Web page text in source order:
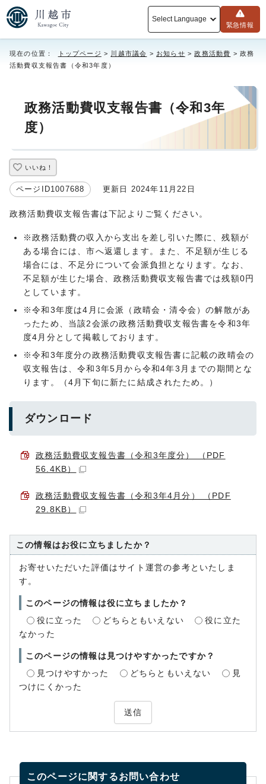
Select Language
緊急情報
現在の位置： トップページ > 川越市議会 > お知らせ >政務活動費 > 政務
活動費収支報告書（令和3年度）
政務活動費収支報告書（令和3年
度）
いいね！
ページID1007688 更新日 2024年11月22日
政務活動費収支報告書は下記よりご覧ください。
※政務活動費の収入から支出を差し引いた際に、残額が
ある場合には、市へ返還します。また、不足額が生じる
場合には、不足分について会派負担となります。なお、
不足額が生じた場合、政務活動費収支報告書では残額0円
としています。
※令和3年度は4月に会派（政晴会・清令会）の解散があ
ったため、当該2会派の政務活動費収支報告書を令和3年
度4月分として掲載しております。
※令和3年度分の政務活動費収支報告書に記載の政晴会の
収支報告は、令和3年5月から令和4年3月までの期間とな
ります。（4月下旬に新たに結成されたため。）
ダウンロード
政務活動費収支報告書（令和3年度分） （PDF
56.4KB）
政務活動費収支報告書（令和3年4月分） （PDF
29.8KB）
この情報はお役に立ちましたか？
お寄せいただいた評価はサイト運営の参考といたしま
す。
このページの情報は役に立ちましたか？
役に立った
どちらともいえない
役に立た
なかった
このページの情報は見つけやすかったですか？
見つけやすかった
どちらともいえない
見
つけにくかった
送信
このページに関するお問い合わせ